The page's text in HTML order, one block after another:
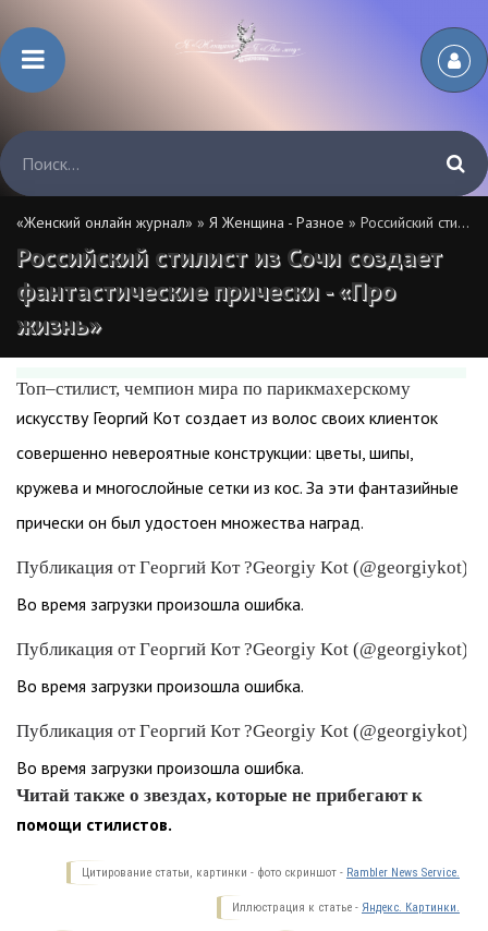
«Женский онлайн журнал» » Я Женщина - Разное » Российский стилист из Сочи создает фантастические прически - «Про жизнь»
Российский стилист из Сочи создает
фантастические прически - «Про
жизнь»
Топ–стилист, чемпион мира по парикмахерскому
искусству Георгий Кот создает из волос своих клиенток
совершенно невероятные конструкции: цветы, шипы,
кружева и многослойные сетки из кос. За эти фантазийные
прически он был удостоен множества наград.
Публикация от Георгий Кот ?Georgiy Kot (@georgiykot)
Во время загрузки произошла ошибка.
Публикация от Георгий Кот ?Georgiy Kot (@georgiykot) 6
Во время загрузки произошла ошибка.
Публикация от Георгий Кот ?Georgiy Kot (@georgiykot)
Во время загрузки произошла ошибка.
Читай также о звездах, которые не прибегают к
помощи стилистов.
Цитирование статьи, картинки - фото скриншот - Rambler News Service.
Иллюстрация к статье - Яндекс. Картинки.